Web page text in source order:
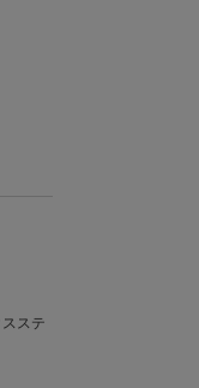
ステ